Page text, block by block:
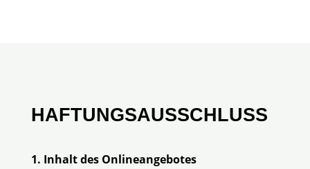
HAFTUNGSAUSSCHLUSS
1. Inhalt des Onlineangebotes